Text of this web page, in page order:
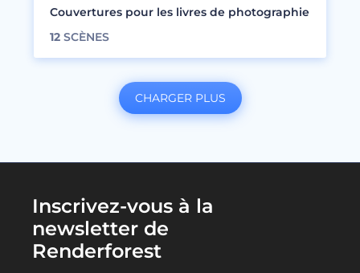
Couvertures pour les livres de photographie
12 SCÈNES
CHARGER PLUS
Inscrivez-vous à la
newsletter de
Renderforest